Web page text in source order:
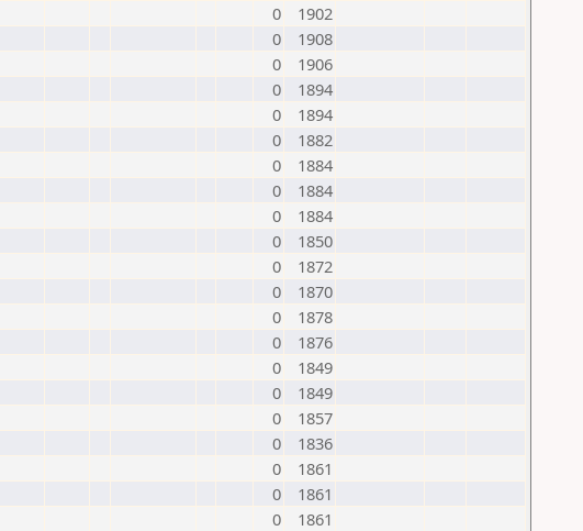
0
1902
0
1908
0
1906
0
1894
0
1894
0
1882
0
1884
0
1884
0
1884
0
1850
0
1872
0
1870
0
1878
0
1876
0
1849
0
1849
0
1857
0
1836
0
1861
0
1861
0
1861